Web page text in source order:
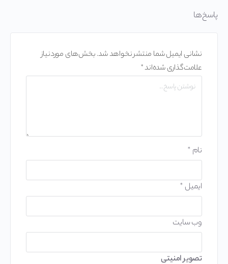
پاسخ‌ها
نشانی ایمیل شما منتشر نخواهد شد.بخش‌های موردنیاز
علامت‌گذاری شده‌اند*
نام *
ایمیل *
وب‌ سایت
تصویر امنیتی